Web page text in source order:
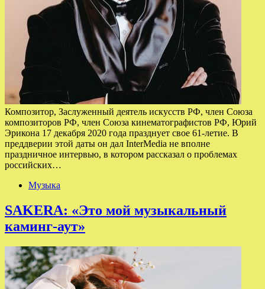
Композитор, Заслуженный деятель искусств РФ, член Союза
композиторов РФ, член Союза кинематографистов РФ, Юрий
Эрикона 17 декабря 2020 года празднует свое 61-летие. В
преддверии этой даты он дал InterMedia не вполне
праздничное интервью, в котором рассказал о проблемах
российских…
Музыка
SAKERA: «Это мой музыкальный
каминг-аут»